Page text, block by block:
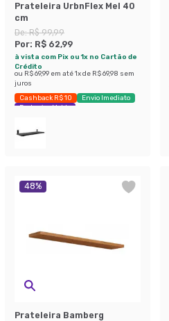
Prateleira UrbnFlex Mel 40
cm
De:R$ 99,99
Por: R$ 62,99
à vista com Pix ou 1x no Cartão de
Crédito
ou R$ 69,99 em até1x de R$ 69,98 sem
juros
Cashback R$ 10
Envio Imediato
Exclusivo Mobly
48%
Prateleira Bamberg